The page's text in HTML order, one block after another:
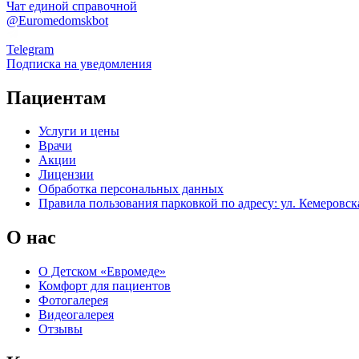
Чат единой справочной
@Euromedomskbot
Telegram
Подписка на уведомления
Пациентам
Услуги и цены
Врачи
Акции
Лицензии
Обработка персональных данных
Правила пользования парковкой по адресу: ул.
О нас
О Детском «Евромеде»
Комфорт для пациентов
Фотогалерея
Видеогалерея
Отзывы